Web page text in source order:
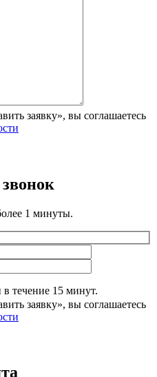
заявку», вы соглашаетесь
1 минуты.
течение 15 минут.
заявку», вы соглашаетесь